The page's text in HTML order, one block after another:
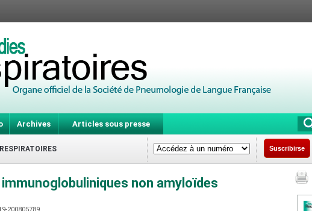
Archives Articles sous presse
Suscribirse
non amyloïdes